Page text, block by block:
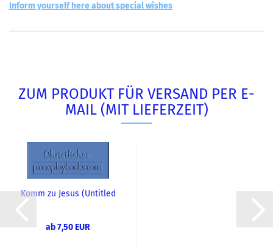
Inform yourself here about special wishes
ZUM PRODUKT FÜR VERSAND PER E-
MAIL (MIT LIEFERZEIT)
Komm zu Jesus (Untitled
ab 7,50 EUR